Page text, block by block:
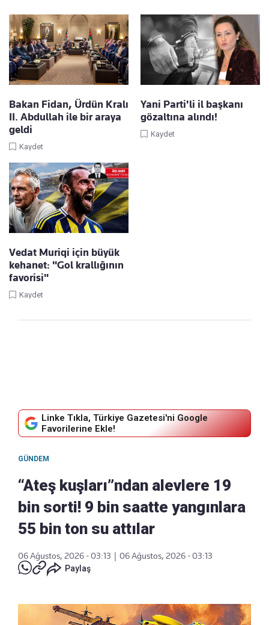
Bakan Fidan, Ürdün Kralı
II. Abdullah ile bir araya
geldi
Kaydet
Yani Parti'li il başkanı
gözaltına alındı!
Kaydet
Vedat Muriqi için büyük
kehanet: "Gol krallığının
favorisi"
Kaydet
Linke Tıkla, Türkiye Gazetesi'ni Google
Favorilerine Ekle!
GÜNDEM
“Ateş kuşları”ndan alevlere 19
bin sorti! 9 bin saatte yangınlara
55 bin ton su attılar
06 Ağustos, 2026 - 03:13
06 Ağustos, 2026 - 03:13
Paylaş